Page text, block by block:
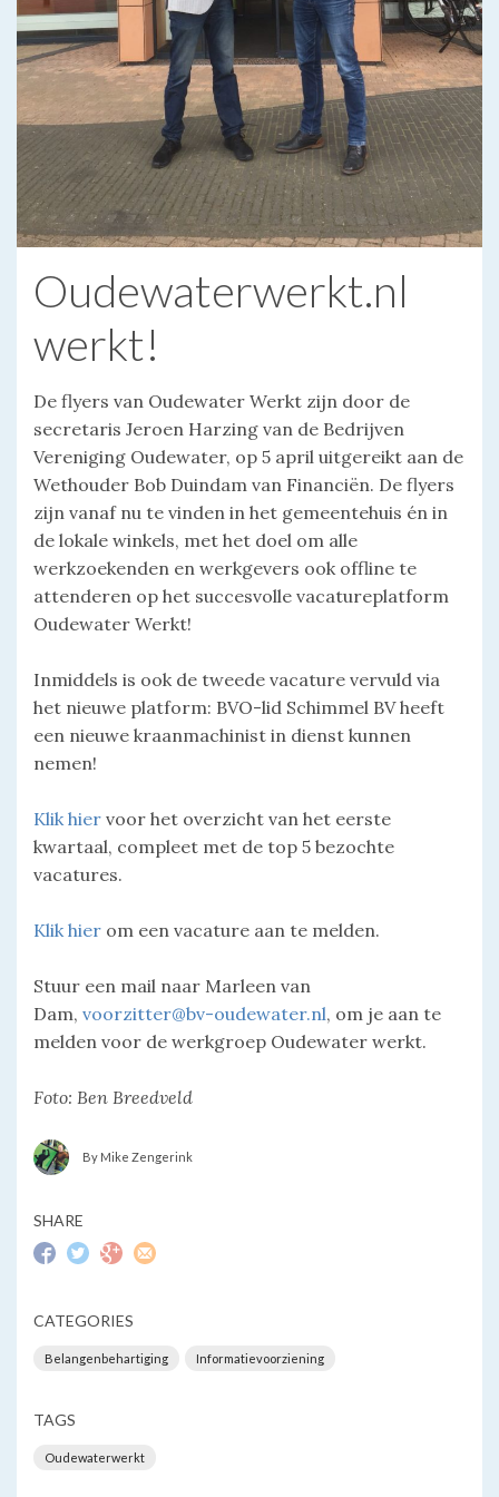
Oudewaterwerkt.nl
werkt!
De flyers van Oudewater Werkt zijn door de
secretaris Jeroen Harzing van de Bedrijven
Vereniging Oudewater, op 5 april uitgereikt aan de
Wethouder Bob Duindam van Financiën. De flyers
zijn vanaf nu te vinden in het gemeentehuis én in
de lokale winkels, met het doel om alle
werkzoekenden en werkgevers ook offline te
attenderen op het succesvolle vacatureplatform
Oudewater Werkt!
Inmiddels is ook de tweede vacature vervuld via
het nieuwe platform: BVO-lid Schimmel BV heeft
een nieuwe kraanmachinist in dienst kunnen
nemen!
Klik hier voor het overzicht van het eerste
kwartaal, compleet met de top 5 bezochte
vacatures.
Klik hier om een vacature aan te melden.
Stuur een mail naar Marleen van
Dam, voorzitter@bv-oudewater.nl, om je aan te
melden voor de werkgroep Oudewater werkt.
Foto: Ben Breedveld
By Mike Zengerink
SHARE
CATEGORIES
Belangenbehartiging Informatievoorziening
TAGS
Oudewaterwerkt